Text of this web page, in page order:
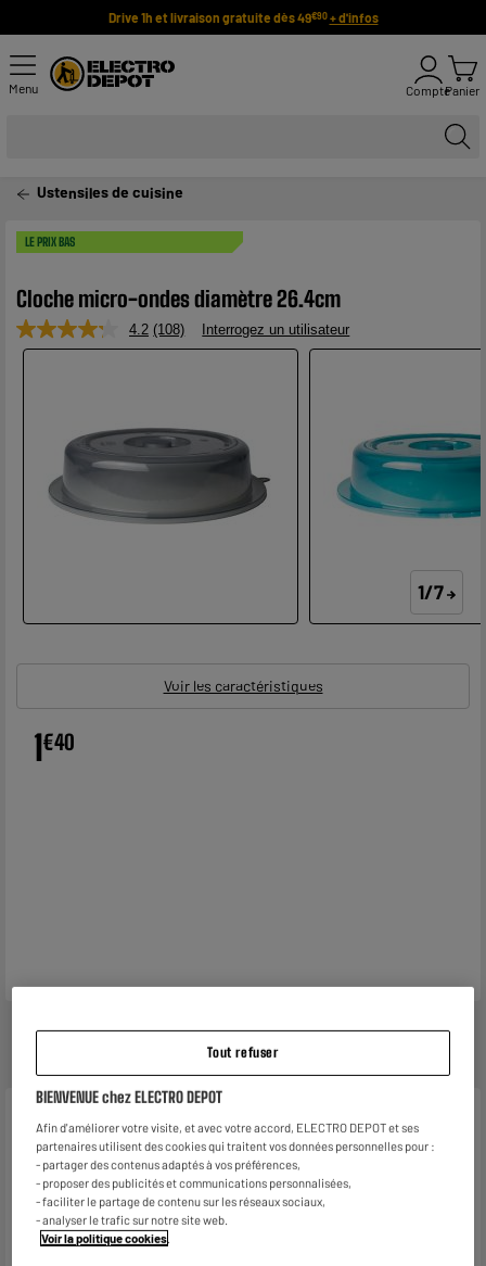
Drive 1h et livraison gratuite dès 49€90 + d'infos
Menu ComptePanier
Ustensiles de cuisine
LE PRIX BAS
Cloche micro-ondes diamètre 26.4cm
4.2 Lire
108
la
même
page.
(108) Interrogez un utilisateur
1/7
Voir les caractéristiques
1€40
Caractéristiques
Marque .
Type de produit Cloche micro ondes
Matière principale
Tout refuser
BIENVENUE chez ELECTRO DEPOT
Afin d'améliorer votre visite, et avec votre accord, ELECTRO DEPOT et ses
partenaires utilisent des cookies qui traitent vos données personnelles pour :
- partager des contenus adaptés à vos préférences,
- proposer des publicités et communications personnalisées,
- faciliter le partage de contenu sur les réseaux sociaux,
- analyser le trafic sur notre site web.
Voir la politique cookies.